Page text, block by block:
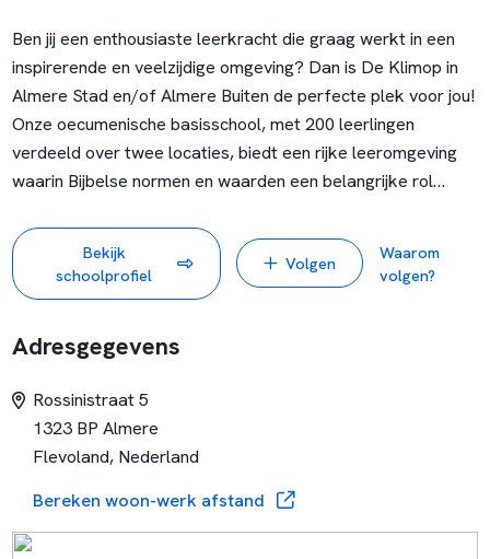
Ben jij een enthousiaste leerkracht die graag werkt in een
inspirerende en veelzijdige omgeving? Dan is De Klimop in
Almere Stad en/of Almere Buiten de perfecte plek voor jou!
Onze oecumenische basisschool, met 200 leerlingen
verdeeld over twee locaties, biedt een rijke leeromgeving
waarin Bijbelse normen en waarden een belangrijke rol
Op De Klimop geloven we dat elk kind uniek is en de kans
moet krijgen om te groeien naar een zelfstandig,
persoon. We brengen waarden zoals respect, verbinden,
aan dagelijkse situaties. Wil jij deel uitmaken van een team
dat deze kernbegrippen hoog in het vaandel heeft en
samenwerkt aan een toekomstgerichte en inclusieve
leeromgeving? Sluit je dan aan bij ons en help mee om onze
Bekijk
schoolprofiel
Volgen
Waarom
volgen?
Adresgegevens
Rossinistraat 5
1323 BP Almere
Flevoland, Nederland
Bereken woon-werk afstand